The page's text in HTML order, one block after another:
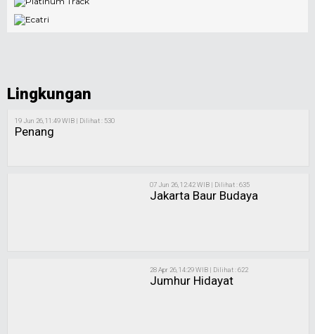
Lingkungan
19 Jun 26, 11:49 WIB | Dilihat : 530
Penang
07 Jun 26, 12:42 WIB | Dilihat : 635
Jakarta Baur Budaya
28 Apr 26, 14:29 WIB | Dilihat : 622
Jumhur Hidayat